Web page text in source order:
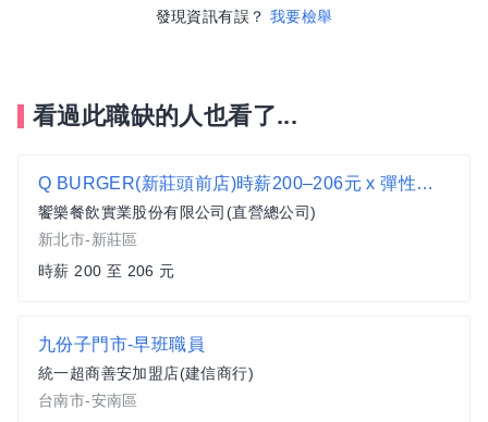
發現資訊有誤？ 我要檢舉
看過此職缺的人也看了...
Q BURGER(新莊頭前店)時薪200–206元 x 彈性排班 x 雙週發薪快又讚
饗樂餐飲實業股份有限公司(直營總公司)
新北市-新莊區
時薪 200 至 206 元
九份子門市-早班職員
統一超商善安加盟店(建信商行)
台南市-安南區